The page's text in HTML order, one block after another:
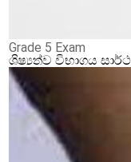
Grade 5 Exam
ශිෂ්‍යත්ව විභාගය